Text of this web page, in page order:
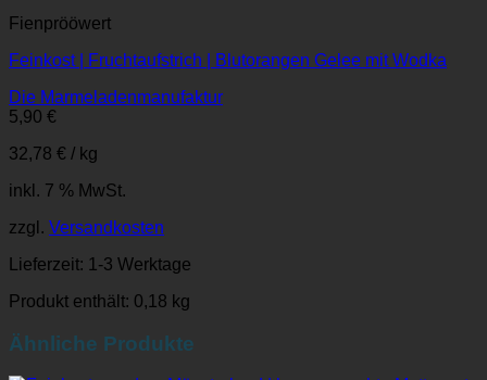
Fienprööwert
Feinkost | Fruchtaufstrich | Blutorangen Gelee mit Wodka
Die Marmeladenmanufaktur
5,90 €
32,78 € / kg
inkl. 7 % MwSt.
zzgl. Versandkosten
Lieferzeit: 1-3 Werktage
Produkt enthält: 0,18 kg
Ähnliche Produkte